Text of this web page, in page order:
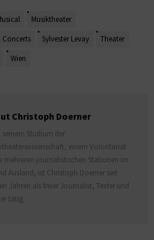
Musiktheater
Concerts Sylvester Levay
Theater
Wien
Christoph Doerner
seinem Studium der
einem Volontariat
mehreren journalistischen Stationen im
Ausland, ist Christoph Doerner seit
Jahren als freier Journalist, Texter und
tätig.